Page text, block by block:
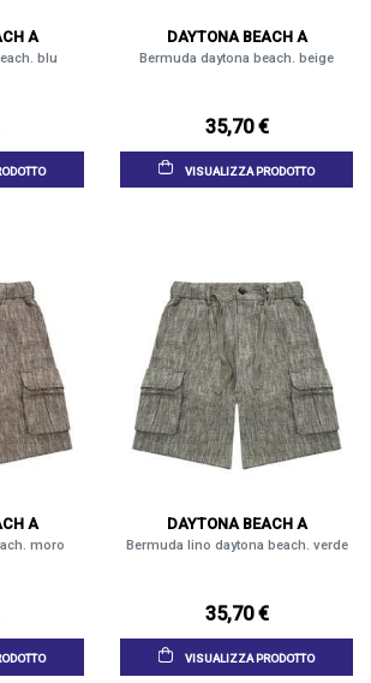
A
blu
DAYTONA BEACH A
Bermuda daytona beach. beige
35,70 €
VISUALIZZA PRODOTTO
A
moro
DAYTONA BEACH A
Bermuda lino daytona beach. verde
35,70 €
VISUALIZZA PRODOTTO